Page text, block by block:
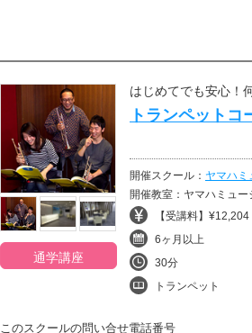
通学講座
はじめてでも安心！
トランペットコ
開催スクール： ヤマハミ
開催教室：ヤマハミュージックサロン天
【受講料】
6ヶ月以上
30分
トランペット
このスクールの問い合せ電話番号